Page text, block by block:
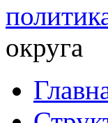
округа